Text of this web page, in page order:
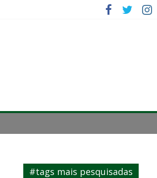
#tags mais pesquisadas